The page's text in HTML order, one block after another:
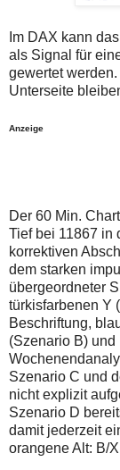
gegen
die
Netiquette
oder
ein
oder
Ihre
und
versuchen
Sie
es
zu
einem
späteren
Zeitpunkt
noch
einmal.
Sollte
das
Problem
die
Post
auch
auf
der
online.de
Im DAX kann
als Signal für
gewertet
Unterseite
Anzeige
Der 60 Min.
Tief bei 11867 in
korrektiven
dem starken
übergeordneter
türkisfarbenen Y
Beschriftung,
(Szenario B)
Szenario C und
nicht explizit
Szenario D
damit jederzeit
orangene Alt: B/